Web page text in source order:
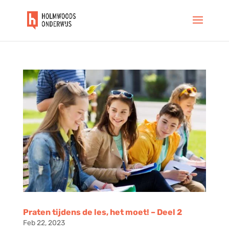
Praten tijdens de les, het moet! – Deel 2
Feb 22, 2023